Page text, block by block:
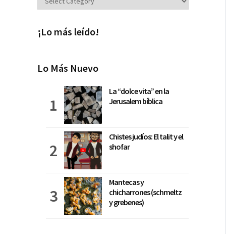
¡Lo más leído!
Lo Más Nuevo
La “dolce vita” en la
Jerusalem bíblica
Chistes judíos: El talit y el
shofar
Mantecas y
chicharrones (schmeltz
y grebenes)